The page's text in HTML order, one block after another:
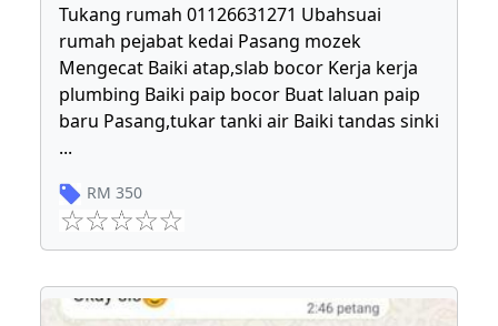
Tukang rumah 01126631271 Ubahsuai
rumah pejabat kedai Pasang mozek
Mengecat Baiki atap,slab bocor Kerja kerja
plumbing Baiki paip bocor Buat laluan paip
baru Pasang,tukar tanki air Baiki tandas sinki
...
RM 350